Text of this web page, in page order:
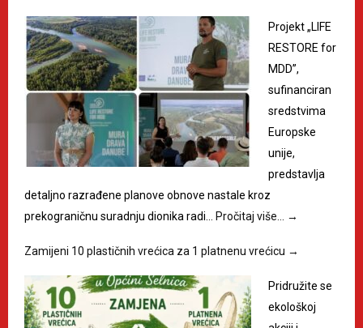
Projekt „LIFE
RESTORE for
MDD”,
sufinanciran
sredstvima
Europske
unije,
predstavlja
detaljno razrađene planove obnove nastale kroz
prekograničnu suradnju dionika radi…
Pročitaj više… →
Zamijeni 10 plastičnih vrećica za 1 platnenu vrećicu →
Pridružite se
ekološkoj